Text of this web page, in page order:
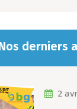
derniers
2